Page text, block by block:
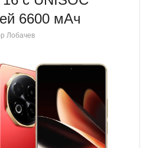
6600 мАч
Лобачев